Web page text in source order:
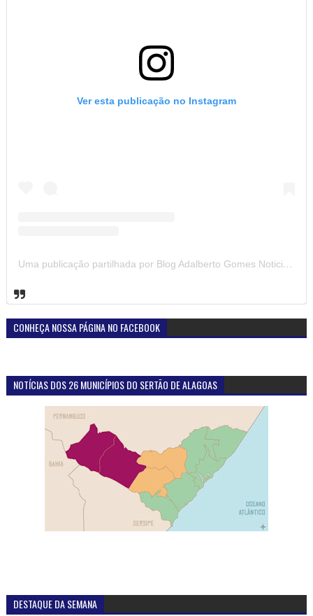
Ver esta publicação no Instagram
Uma publicação partilhada por Blog Adalberto Gomes Noticias (@blogadalbertogomesnoticiass)
CONHEÇA NOSSA PÁGINA NO FACEBOOK
NOTÍCIAS DOS 26 MUNICÍPIOS DO SERTÃO DE ALAGOAS
DESTAQUE DA SEMANA